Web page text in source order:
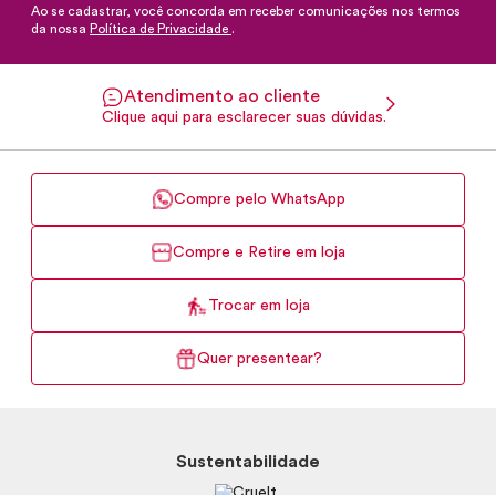
Ao se cadastrar, você concorda em receber comunicações nos termos
da nossa Política de Privacidade .
Atendimento ao cliente
Clique aqui para esclarecer suas dúvidas.
Compre pelo WhatsApp
Compre e Retire em loja
Trocar em loja
Quer presentear?
Sustentabilidade